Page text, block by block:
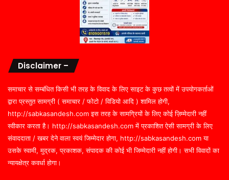
Disclaimer –
समाचार से सम्बंधित किसी भी तरह के विवाद के लिए साइट के कुछ तत्वों में उपयोगकर्ताओं
द्वारा प्रस्तुत सामग्री ( समाचार / फोटो / विडियो आदि ) शामिल होगी,
http://sabkasandesh.com इस तरह के सामग्रियों के लिए कोई ज़िम्मेदारी नहीं
स्वीकार करता है। http://sabkasandesh.com में प्रकाशित ऐसी सामग्री के लिए
संवाददाता / खबर देने वाला स्वयं जिम्मेदार होगा, http://sabkasandesh.com या
उसके स्वामी, मुद्रक, प्रकाशक, संपादक की कोई भी जिम्मेदारी नहीं होगी। सभी विवादों का
न्यायक्षेत्र कवर्धा होगा।